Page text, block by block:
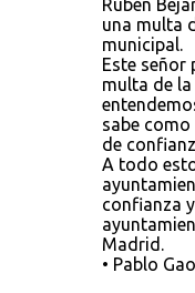
Rubén
una multa
municipal.
Este señor
multa de
sabe
de
A todo
confianza
Madrid.
• Pablo